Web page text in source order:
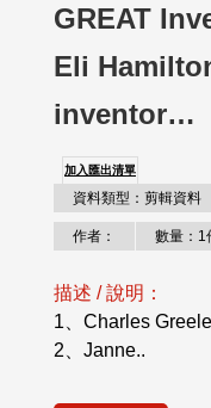
GREAT
Eli
inventor…
加入匯出清單
資料類型：剪輯資料
作者： 數量：1
描述 / 說明：
1、Charles
2、Janne..